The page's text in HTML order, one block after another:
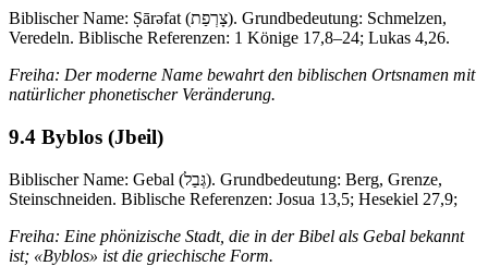
Biblischer Name: Ṣārəfat (צָרְפַת). Grundbedeutung: Schmelzen,
Veredeln. Biblische Referenzen: 1 Könige 17,8–24; Lukas 4,26.
Freiha: Der moderne Name bewahrt den biblischen Ortsnamen mit
natürlicher phonetischer Veränderung.
9.4 Byblos (Jbeil)
Biblischer Name: Gebal (גְּבַל). Grundbedeutung: Berg, Grenze,
Steinschneiden. Biblische Referenzen: Josua 13,5; Hesekiel 27,9;
Freiha: Eine phönizische Stadt, die in der Bibel als Gebal bekannt
ist; «Byblos» ist die griechische Form.